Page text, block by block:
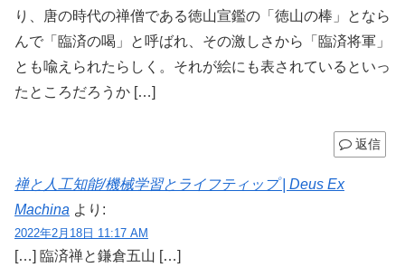
り、唐の時代の禅僧である徳山宣鑑の「徳山の棒」となら
んで「臨済の喝」と呼ばれ、その激しさから「臨済将軍」
とも喩えられたらしく。それが絵にも表されているといっ
たところだろうか […]
返信
禅と人工知能/機械学習とライフティップ | Deus Ex
Machina より:
2022年2月18日 11:17 AM
[…] 臨済禅と鎌倉五山 […]